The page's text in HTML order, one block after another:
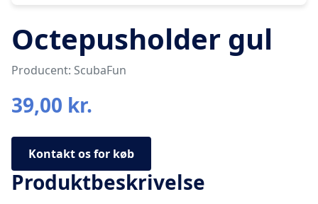
Octepusholder gul
Producent: ScubaFun
39,00 kr.
Kontakt os for køb
Produktbeskrivelse